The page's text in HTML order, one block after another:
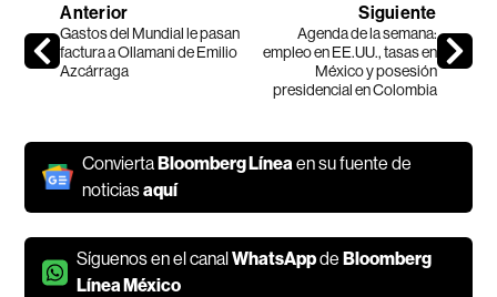
Anterior
Gastos del Mundial le pasan
factura a Ollamani de Emilio
Azcárraga
Siguiente
Agenda de la semana:
empleo en EE.UU., tasas en
México y posesión
presidencial en Colombia
ConviertaBloomberg Línea en su fuente de
noticiasaquí
Síguenos en el canalWhatsAppdeBloomberg
Línea México